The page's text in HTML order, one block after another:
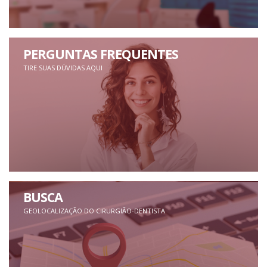
PERGUNTAS FREQUENTES
TIRE SUAS DÚVIDAS AQUI
BUSCA
GEOLOCALIZAÇÃO DO CIRURGIÃO-DENTISTA